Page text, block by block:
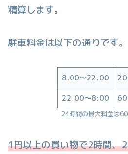
精算します。
駐車料金は以下の通りです。
8:00〜22:00
22:00〜8:00
24時間の最大料金は
1円以上の買い物で2時間、